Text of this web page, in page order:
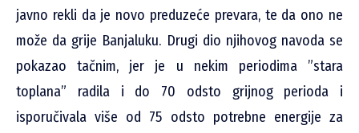
javno rekli da je novo preduzeće prevara, te da ono ne
može da grije Banjaluku. Drugi dio njihovog navoda se
pokazao tačnim, jer je u nekim periodima ”stara
toplana” radila i do 70 odsto grijnog perioda i
isporučivala više od 75 odsto potrebne energije za